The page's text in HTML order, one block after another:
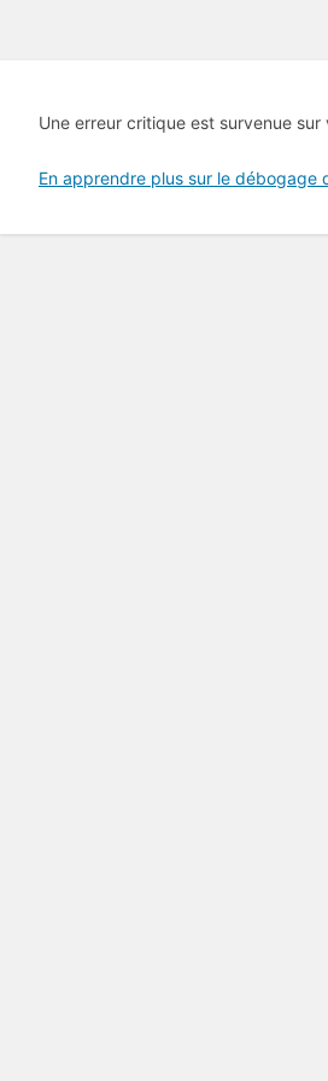
Une erreur critique est survenue sur
En apprendre plus sur le débogage